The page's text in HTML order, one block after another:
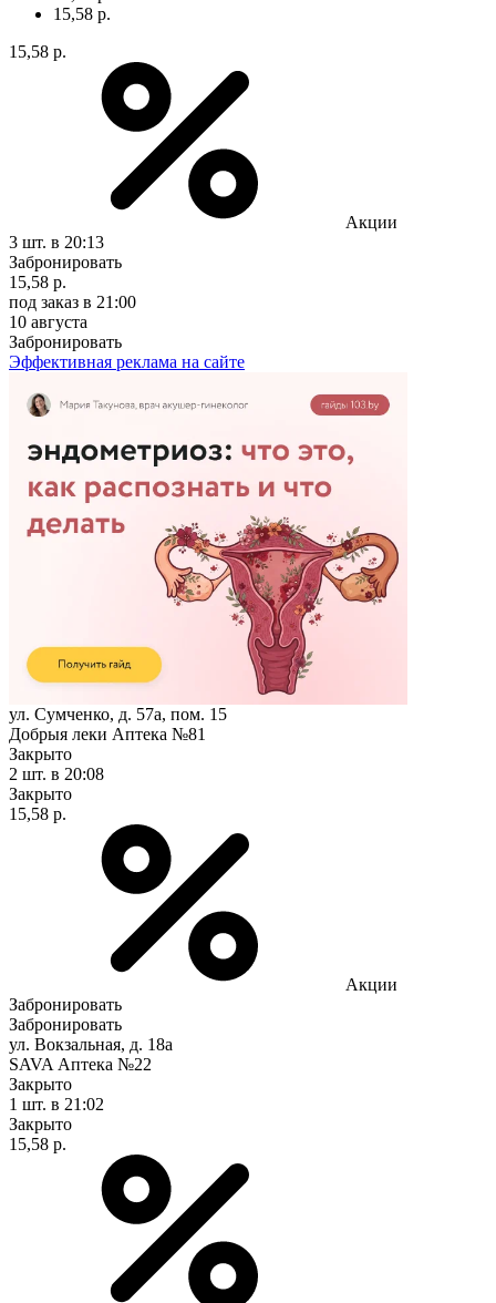
15,58 р.
15,58 р.
Акции
3 шт. в 20:13
Забронировать
15,58 р.
под заказ в 21:00
10 августа
Забронировать
Эффективная реклама на сайте
ул. Сумченко, д. 57а, пом. 15
Добрыя леки Аптека №81
Закрыто
2 шт. в 20:08
Закрыто
15,58 р.
Акции
Забронировать
Забронировать
ул. Вокзальная, д. 18а
SAVA Аптека №22
Закрыто
1 шт. в 21:02
Закрыто
15,58 р.